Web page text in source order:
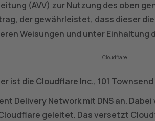
(AVV) zur Nutzung des oben
der gewährleistet, dass dieser
Weisungen und unter Einhaltung
Cloudflare
ist die Cloudflare Inc., 101
Delivery Network mit DNS an.
geleitet. Das versetzt